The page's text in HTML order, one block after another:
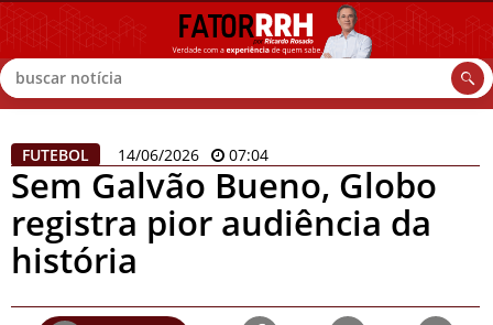
Buscar
FUTEBOL 14/06/2026 07:04
Sem Galvão Bueno, Globo
registra pior audiência da
história